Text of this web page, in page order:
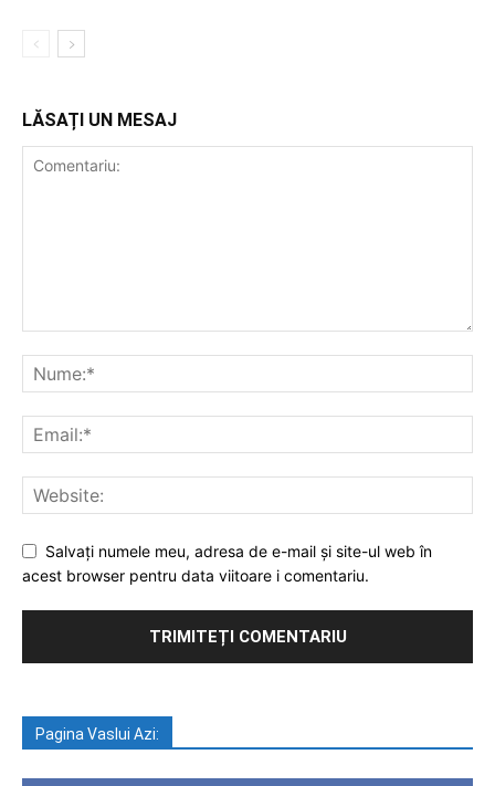
LĂSAȚI UN MESAJ
Salvați numele meu, adresa de e-mail și site-ul web în
acest browser pentru data viitoare i comentariu.
Pagina Vaslui Azi: